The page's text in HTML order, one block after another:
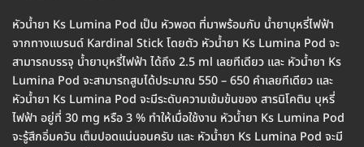
หัวน้ำยา Ks Lumina Pod เป็น หัวพอต ที่มาพร้อมกับ น้ำยาบุหรี่ไฟฟ้า
จากทางแบรนด์ Kardinal Stick โดยตัว หัวน้ำยา Ks Lumina Pod จะ
สามารถบรรจุ น้ำยาบุหรี่ไฟฟ้า ได้ถึง 2.5 ml เลยทีเดียว และ หัวน้ำยา Ks
Lumina Pod จะสามารถสูบได้ประมาณ 550 – 650 คำเลยทีเดียว และ
หัวน้ำยา Ks Lumina Pod จะมีระดับความเข้มข้นของ สารนิโคติน บุหรี่
ไฟฟ้า อยู่ที่ 30 mg หรือ 3 % ทำให้เมื่อใช้งาน หัวน้ำยา Ks Lumina Pod
จะรู้สึกอิ่มควัน เต็มปอดแน่นอนครับ และ หัวน้ำยา Ks Lumina Pod จะมี